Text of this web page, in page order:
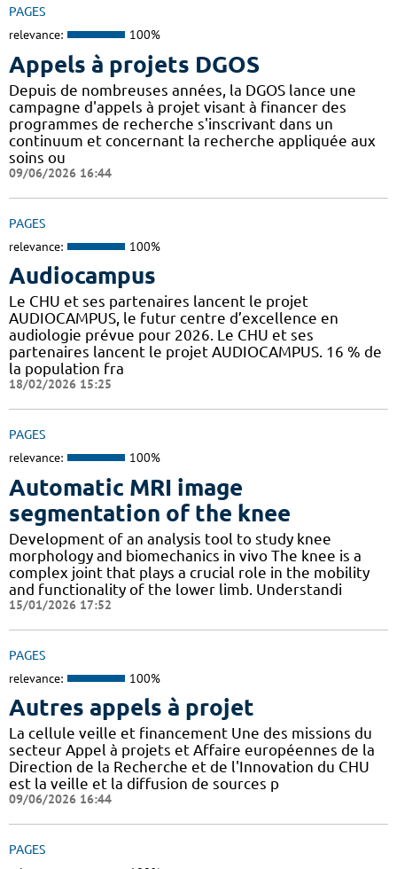
PAGES
relevance: 100%
Appels à projets DGOS
Depuis de nombreuses années, la DGOS lance une
campagne d'appels à projet visant à financer des
programmes de recherche s'inscrivant dans un
continuum et concernant la recherche appliquée aux
soins ou
09/06/2026 16:44
PAGES
relevance: 100%
Audiocampus
Le CHU et ses partenaires lancent le projet
AUDIOCAMPUS, le futur centre d’excellence en
audiologie prévue pour 2026. Le CHU et ses
partenaires lancent le projet AUDIOCAMPUS. 16 % de
la population fra
18/02/2026 15:25
PAGES
relevance: 100%
Automatic MRI image
segmentation of the knee
Development of an analysis tool to study knee
morphology and biomechanics in vivo The knee is a
complex joint that plays a crucial role in the mobility
and functionality of the lower limb. Understandi
15/01/2026 17:52
PAGES
relevance: 100%
Autres appels à projet
La cellule veille et financement Une des missions du
secteur Appel à projets et Affaire européennes de la
Direction de la Recherche et de l'Innovation du CHU
est la veille et la diffusion de sources p
09/06/2026 16:44
PAGES